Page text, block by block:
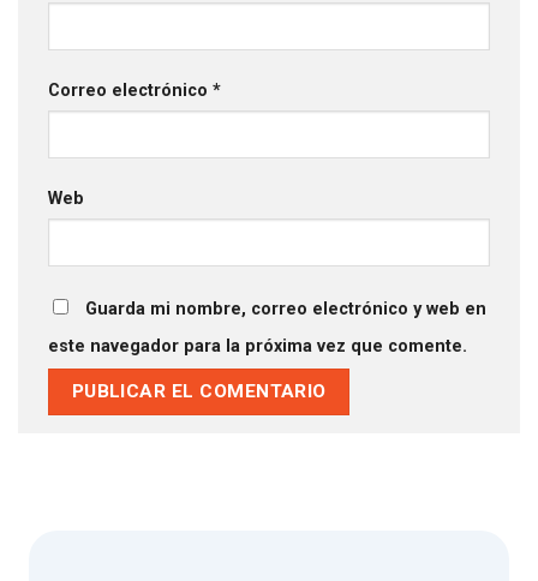
Correo electrónico *
Web
Guarda mi nombre, correo electrónico y web en
este navegador para la próxima vez que comente.